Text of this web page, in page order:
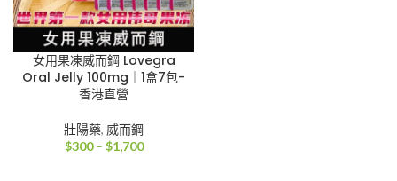
女用果凍威而鋼 Lovegra
Oral Jelly 100mg｜1盒7包-
香港直營
壯陽藥, 威而鋼
$300 – $1,700價